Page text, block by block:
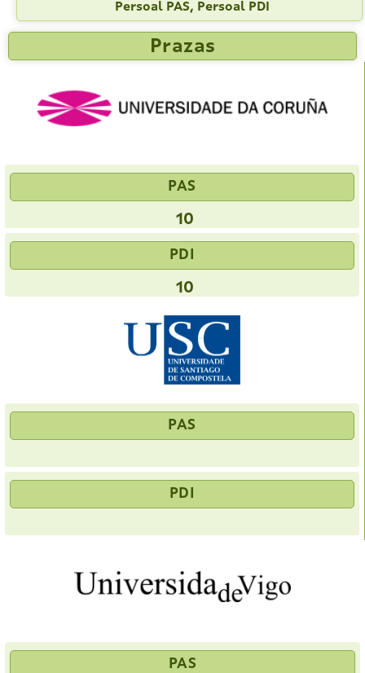
Persoal PAS, Persoal PDI
Prazas
PAS
10
PDI
10
PAS
PDI
PAS